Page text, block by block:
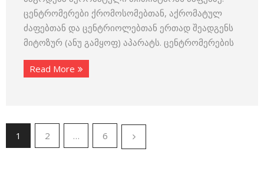
ცენტრომერები ქრომოსომებთან, აქრომატულ
ძაფებთან და ცენტრიოლებთან ერთად შეადგენს
მიტოზურ (ანუ გამყოფ) აპარატს. ცენტრომერების
Read More
1 2 … 6